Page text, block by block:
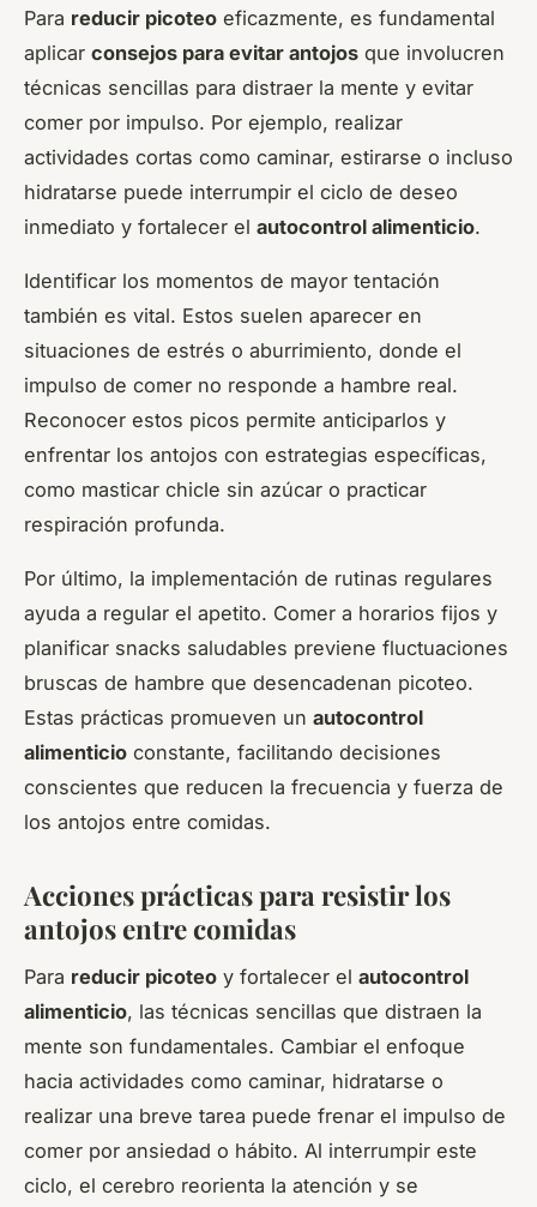
Para reducir picoteo eficazmente, es fundamental
aplicar consejos para evitar antojos que involucren
técnicas sencillas para distraer la mente y evitar
comer por impulso. Por ejemplo, realizar
actividades cortas como caminar, estirarse o incluso
hidratarse puede interrumpir el ciclo de deseo
inmediato y fortalecer el autocontrol alimenticio.
Identificar los momentos de mayor tentación
también es vital. Estos suelen aparecer en
situaciones de estrés o aburrimiento, donde el
impulso de comer no responde a hambre real.
Reconocer estos picos permite anticiparlos y
enfrentar los antojos con estrategias específicas,
como masticar chicle sin azúcar o practicar
respiración profunda.
Por último, la implementación de rutinas regulares
ayuda a regular el apetito. Comer a horarios fijos y
planificar snacks saludables previene fluctuaciones
bruscas de hambre que desencadenan picoteo.
Estas prácticas promueven un autocontrol
alimenticio constante, facilitando decisiones
conscientes que reducen la frecuencia y fuerza de
los antojos entre comidas.
Acciones prácticas para resistir los
antojos entre comidas
Para reducir picoteo y fortalecer el autocontrol
alimenticio, las técnicas sencillas que distraen la
mente son fundamentales. Cambiar el enfoque
hacia actividades como caminar, hidratarse o
realizar una breve tarea puede frenar el impulso de
comer por ansiedad o hábito. Al interrumpir este
ciclo, el cerebro reorienta la atención y se